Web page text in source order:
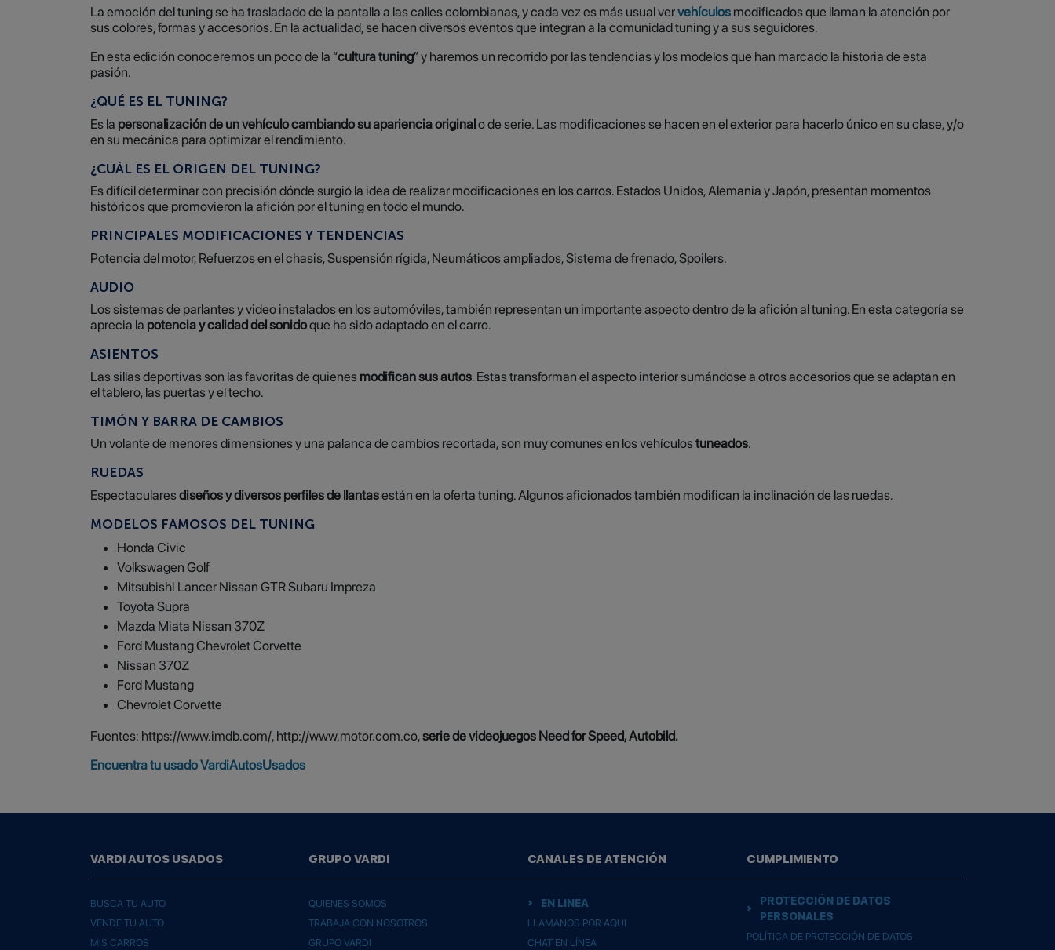
La emoción del tuning se ha trasladado de la pantalla a las calles colombianas, y cada vez es más usual vervehículosmodificados que llaman la atención por
sus colores, formas y accesorios. En la actualidad, se hacen diversos eventos que integran a la comunidad tuning y a sus seguidores.
En esta edición conoceremos un poco de la “cultura tuning” y haremos un recorrido por las tendencias y los modelos que han marcado la historia de esta
pasión.
¿QUÉ ES EL TUNING?
Es la personalización de un vehículo cambiando su apariencia originalo de serie. Las modificaciones se hacen en el exterior para hacerlo único en su clase, y/o
en su mecánica para optimizar el rendimiento.
¿CUÁL ES EL ORIGEN DEL TUNING?
Es difícil determinar con precisión dónde surgió la idea de realizar modificaciones en los carros. Estados Unidos, Alemania y Japón, presentan momentos
históricos que promovieron la afición por el tuning en todo el mundo.
PRINCIPALES MODIFICACIONES Y TENDENCIAS
Potencia del motor, Refuerzos en el chasis, Suspensión rígida, Neumáticos ampliados, Sistema de frenado, Spoilers.
AUDIO
Los sistemas de parlantes y video instalados en los automóviles, también representan un importante aspecto dentro de la afición al tuning. En esta categoría se
aprecia la potencia y calidad del sonidoque ha sido adaptado en el carro.
ASIENTOS
Las sillas deportivas son las favoritas de quienes modifican sus autos. Estas transforman el aspecto interior sumándose a otros accesorios que se adaptan en
el tablero, las puertas y el techo.
TIMÓN Y BARRA DE CAMBIOS
Un volante de menores dimensiones y una palanca de cambios recortada, son muy comunes en los vehículostuneados.
RUEDAS
Espectacularesdiseños y diversos perfiles de llantasestán en la oferta tuning. Algunos aficionados también modifican la inclinación de las ruedas.
MODELOS FAMOSOS DEL TUNING
Honda Civic
Volkswagen Golf
Mitsubishi Lancer Nissan GTR Subaru Impreza
Toyota Supra
Mazda Miata Nissan 370Z
Ford Mustang Chevrolet Corvette
Nissan 370Z
Ford Mustang
Chevrolet Corvette
Fuentes: https://www.imdb.com/, http://www.motor.com.co,serie de videojuegos Need for Speed, Autobild.
Encuentra tu usado VardiAutosUsados
VARDI AUTOS USADOS
BUSCA TU AUTO
VENDE TU AUTO
MIS CARROS
GRUPO VARDI
QUIENES SOMOS
TRABAJA CON NOSOTROS
GRUPO VARDI
CANALES DE ATENCIÓN
EN LINEA
LLAMANOS POR AQUI
CHAT EN LÍNEA
CUMPLIMIENTO
PROTECCIÓN DE DATOS
PERSONALES
POLÍTICA DE PROTECCIÓN DE DATOS